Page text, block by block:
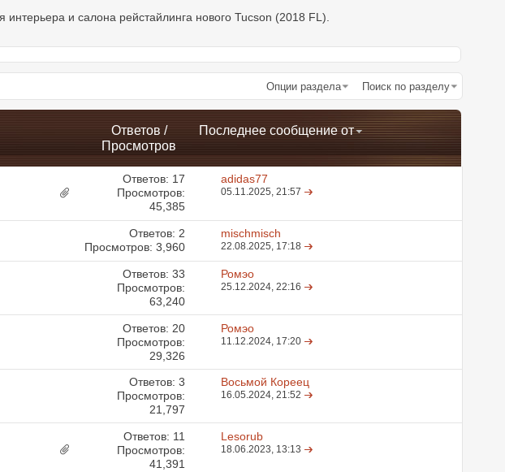
интерьера и салона рейстайлинга нового Tucson (2018 FL).
Опции раздела Поиск по разделу
Ответов /
Просмотров
Последнее сообщение от
Ответов: 17
Просмотров:
45,385
adidas77
05.11.2025,21:57
Ответов: 2
Просмотров: 3,960
mischmisch
22.08.2025, 17:18
Ответов: 33
Просмотров:
63,240
Ромэо
25.12.2024,22:16
Ответов: 20
Просмотров:
29,326
Ромэо
11.12.2024, 17:20
Ответов: 3
Просмотров:
21,797
Восьмой Кореец
16.05.2024,21:52
Ответов: 11
Просмотров:
41,391
Lesorub
18.06.2023, 13:13